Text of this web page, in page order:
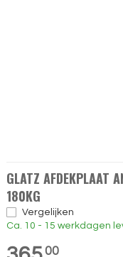
GLATZ AFDEKPLAAT
180KG
Vergelijken
Ca. 10 - 15 werkdagen
00